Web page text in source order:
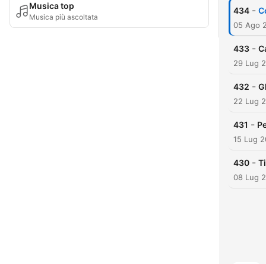
Musica top
Musica più ascoltata
434 -
05 Ago
433 -
29 Lug
432 -
22 Lug
431 -
15 Lug
430 -
08 Lug